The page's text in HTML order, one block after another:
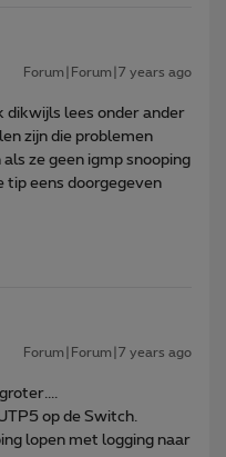
Forum|Forum|7 years ago
dikwijls lees onder ander
zijn die problemen
ze geen igmp snooping
tip eens doorgegeven
Forum|Forum|7 years ago
op de Switch.
lopen met logging naar